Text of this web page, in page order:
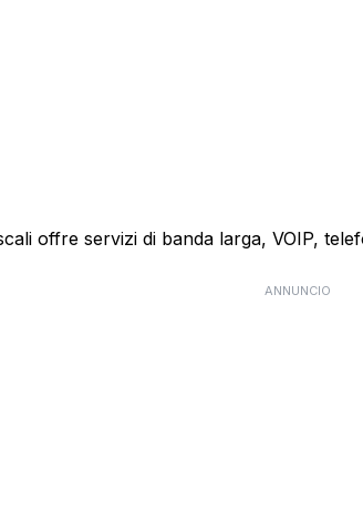
offre servizi di banda larga, VOIP,
ANNUNCIO